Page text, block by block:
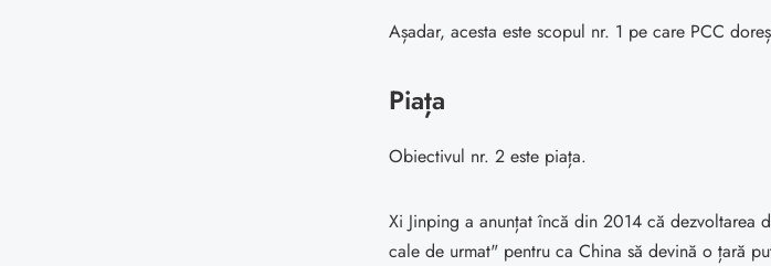
Așadar, acesta este scopul nr. 1 pe care PCC
Piața
Obiectivul nr. 2 este piața.
Xi Jinping a anunțat încă din 2014 că dezvoltarea
cale de urmat" pentru ca China să devină o țară